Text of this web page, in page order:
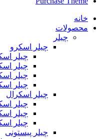
خانه
محصولات
چیلر
چیلر اسکرو
چیلر
چیلر
چیلر
چیلر
چیلر اسکرال
چیلر
چیلر
چیلر
چیلر پیستونی